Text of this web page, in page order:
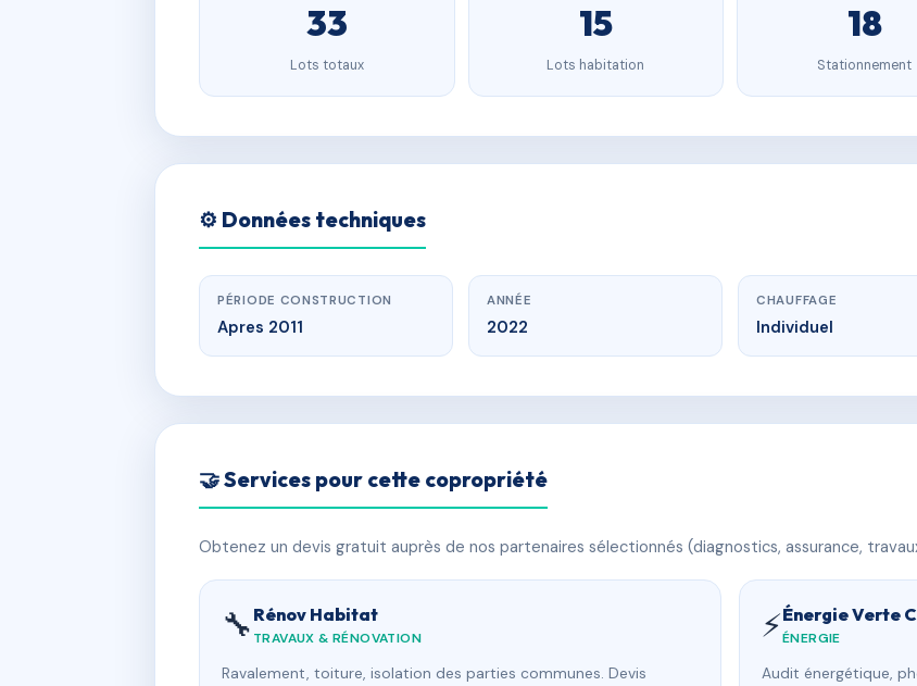
33
Lots totaux
15
Lots habitation
18
Stationnement
⚙️ Données techniques
PÉRIODE CONSTRUCTION
Apres 2011
ANNÉE
2022
CHAUFFAGE
Individuel
🤝 Services pour cette copropriété
Obtenez un devis gratuit auprès de nos partenaires sélectionnés (diagnostics, assurance,
🔧 Rénov Habitat
TRAVAUX & RÉNOVATION
Ravalement, toiture, isolation des parties communes. Devis
⚡Énergie Verte
ÉNERGIE
Audit énergétique,